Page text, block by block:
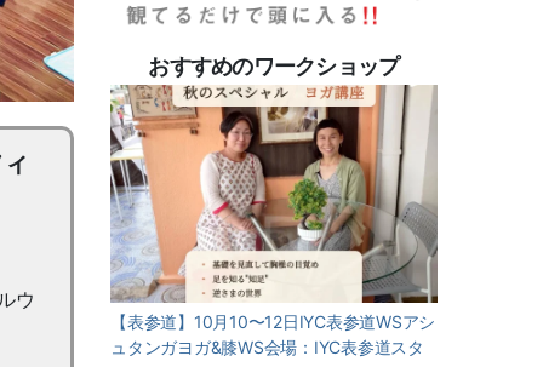
ウ
おすすめのワークショップ
【表参道】10月10〜12日IYC表参道WSアシ
ュタンガヨガ&膝WS会場：IYC表参道スタ